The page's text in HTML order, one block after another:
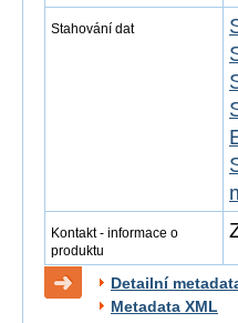
Stahování dat
Kontakt - informace o
produktu
Detailní
Metadata XML